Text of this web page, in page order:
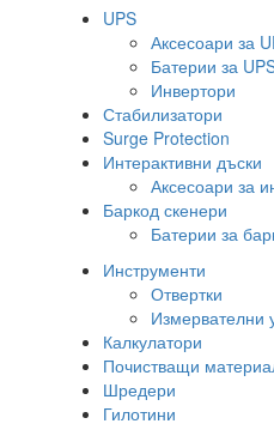
UPS
Аксесоари за
Батерии за
Инвертори
Стабилизатори
Surge Protection
Интерактивни дъски
Аксесоари за
Баркод скенери
Батерии за
Инструменти
Отвертки
Измервателни
Калкулатори
Почистващи
Шредери
Гилотини